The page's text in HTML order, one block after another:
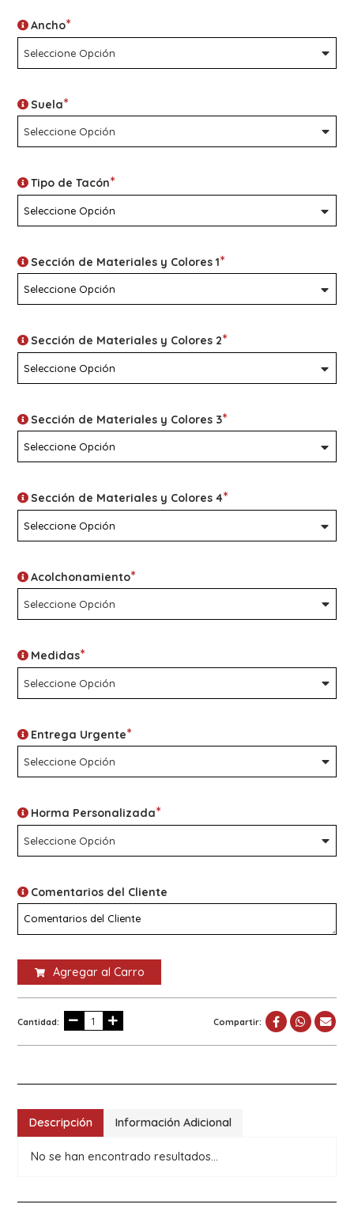
Ancho*
Suela*
Tipo de Tacón*
Sección de Materiales y Colores 1*
Sección de Materiales y Colores 2*
Sección de Materiales y Colores 3*
Sección de Materiales y Colores 4*
Acolchonamiento*
Medidas*
Entrega Urgente*
Horma Personalizada*
Comentarios del Cliente
Agregar al Carro
Cantidad: Compartir:
Descripción Información Adicional
No se han encontrado resultados...